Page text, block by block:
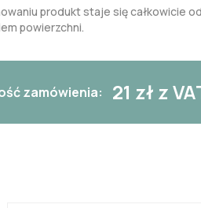
produkt staje się całkowicie
powierzchni.
zamówienia: 21 zł z